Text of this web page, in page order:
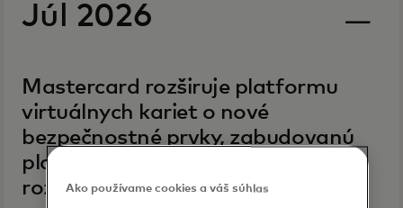
Júl 2026
Mastercard rozširuje platformu
virtuálnych kariet o nové
bezpečnostné prvky, zabudovanú
platobnú sieť a prístup k jedinému
rozhraniu API.
Ako používame cookies a váš súhlas